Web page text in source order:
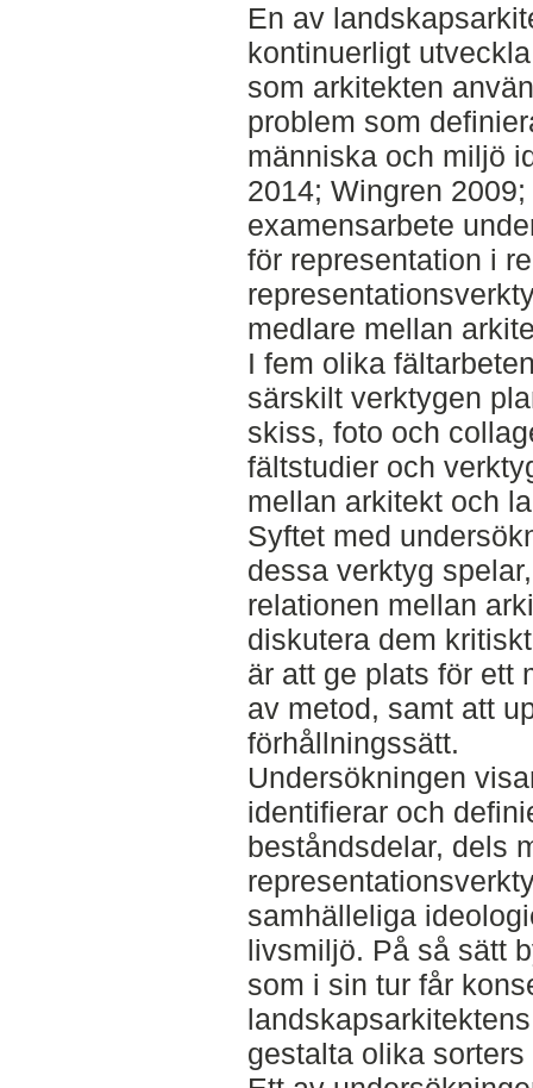
En av
kontinuerligt
som arkitekten
problem som
människa och miljö
2014; Wingren
examensarbete
för representation i
medlare mellan
I fem olika
särskilt verktygen
skiss, foto och
fältstudier och
mellan arkitekt och
Syftet med
dessa verktyg
relationen mellan
diskutera dem
är att ge plats för ett
av metod, samt att
förhållningssätt.
Undersökningen
identifierar och
beståndsdelar, dels
samhälleliga
livsmiljö. På så sätt
som i sin tur får
gestalta olika